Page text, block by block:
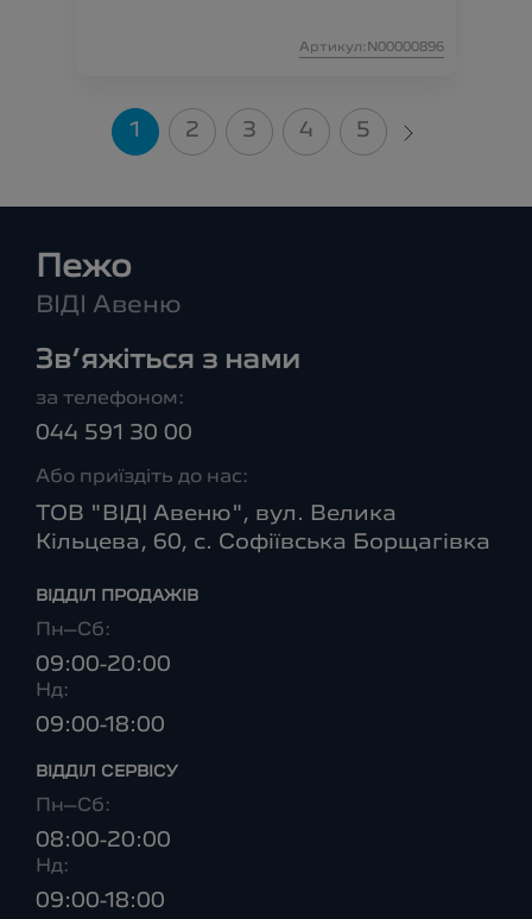
Артикул:N00000896
1 2 3 4 5
Пежо
ВІДІ Авеню
Зв’яжіться з нами
за телефоном:
044 591 30 00
Або приїздіть до нас:
ТОВ "ВІДІ Авеню", вул. Велика
Кільцева, 60, с. Софіївська Борщагівка
ВІДДІЛ ПРОДАЖІВ
Пн–Сб:
09:00-20:00
Нд:
09:00-18:00
ВІДДІЛ CЕРВІСУ
Пн–Сб:
08:00-20:00
Нд:
09:00-18:00